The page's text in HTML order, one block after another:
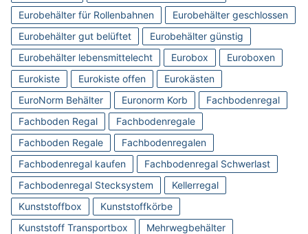
Eurobehälter für Rollenbahnen
Eurobehälter geschlossen
Eurobehälter gut belüftet
Eurobehälter günstig
Eurobehälter lebensmittelecht
Eurobox
Euroboxen
Eurokiste
Eurokiste offen
Eurokästen
EuroNorm Behälter
Euronorm Korb
Fachbodenregal
Fachboden Regal
Fachbodenregale
Fachboden Regale
Fachbodenregalen
Fachbodenregal kaufen
Fachbodenregal Schwerlast
Fachbodenregal Stecksystem
Kellerregal
Kunststoffbox
Kunststoffkörbe
Kunststoff Transportbox
Mehrwegbehälter